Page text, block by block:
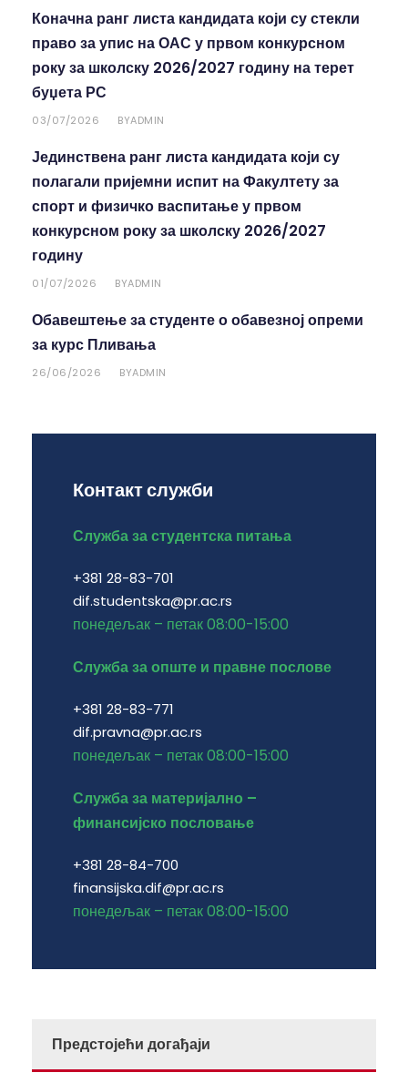
Коначна ранг листа кандидата који су стекли
право за упис на ОАС у првом конкурсном
року за школску 2026/2027 годину на терет
буџета РС
03/07/2026 BYADMIN
Јединствена ранг листа кандидата који су
полагали пријемни испит на Факултету за
спорт и физичко васпитање у првом
конкурсном року за школску 2026/2027
годину
01/07/2026 BYADMIN
Обавештење за студенте о обавезној опреми
за курс Пливања
26/06/2026 BYADMIN
Контакт служби
Служба за студентска питања
+381 28-83-701
dif.studentska@pr.ac.rs
понедељак – петак 08:00-15:00
Служба за опште и правне послове
+381 28-83-771
dif.pravna@pr.ac.rs
понедељак – петак 08:00-15:00
Служба за материјално –
финансијско пословање
+381 28-84-700
finansijska.dif@pr.ac.rs
понедељак – петак 08:00-15:00
Предстојећи догађаји